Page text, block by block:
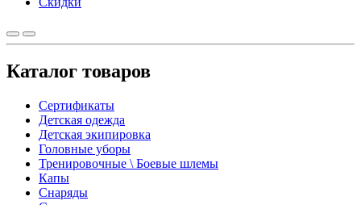
Каталог товаров
Сертификаты
Детская одежда
Детская экипировка
Головные уборы
Тренировочные \ Боевые шлемы
Капы
Снаряды